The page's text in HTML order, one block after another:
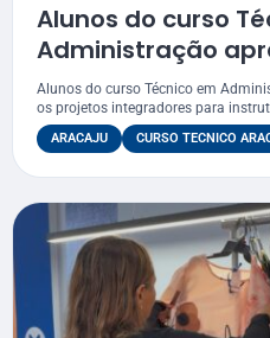
Alunos do curso
Administração
integradores com
de trabalho
Alunos do curso Técnico em
os projetos integradores para
ARACAJU CURSO TECNICO